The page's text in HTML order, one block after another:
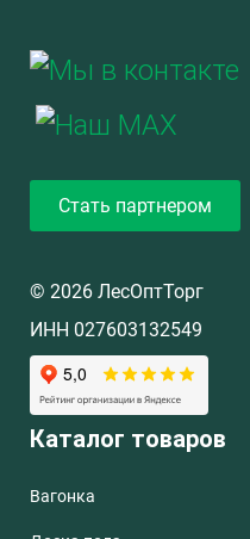
Стать партнером
© 2026 ЛесОптТорг
ИНН 027603132549
Каталог товаров
Вагонка